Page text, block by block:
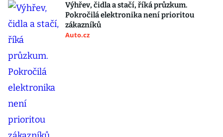
Výhřev, čidla a stačí, říká průzkum.
Pokročilá elektronika není prioritou
zákazníků
Auto.cz